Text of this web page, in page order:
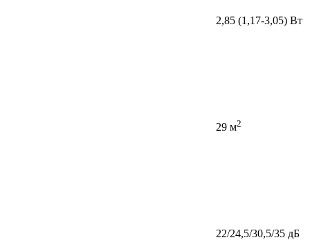
2,85 (1,17-3,05) Вт
29 м2
22/24,5/30,5/35 дБ